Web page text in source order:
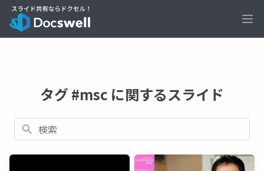
タグ #msc に関するスライド
検索